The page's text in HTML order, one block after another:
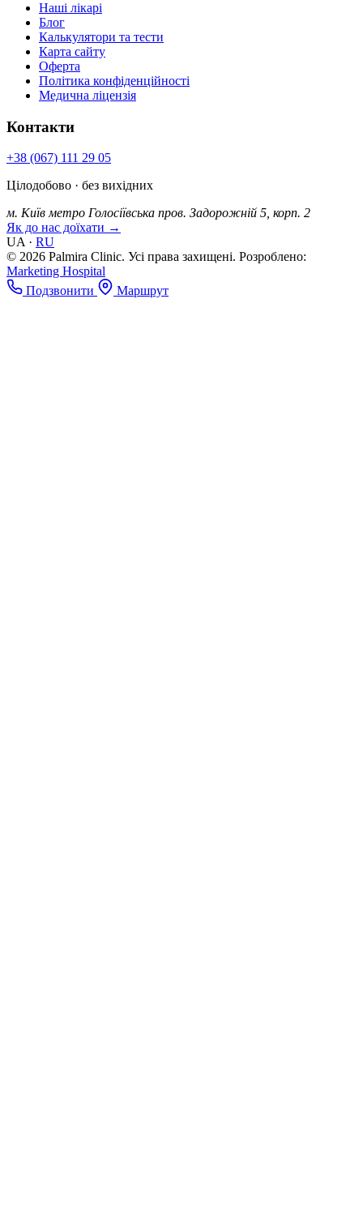
Наші лікарі
Блог
Калькулятори та тести
Карта сайту
Оферта
Політика конфіденційності
Медична ліцензія
Контакти
+38 (067) 111 29 05
Цілодобово · без вихідних
м. Київ метро Голосіївська пров. Задорожній 5, корп. 2
Як до нас доїхати →
UA · RU
© 2026 Palmira Clinic. Усі права захищені. Розроблено:
Marketing Hospital
Подзвонити
Маршрут